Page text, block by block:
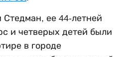
ее 44-летней
и четверых детей были
в городе